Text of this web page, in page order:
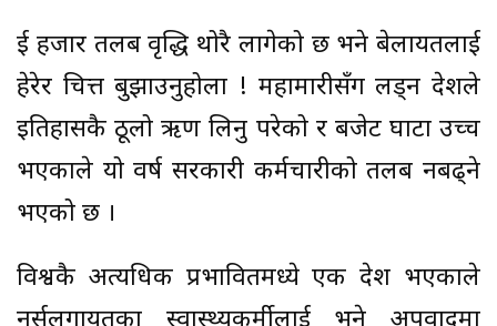
दुई हजार तलब वृद्धि थोरै लागेको छ भने बेलायतलाई
हेरेर चित्त बुझाउनुहोला ! महामारीसँग लड्न देशले
इतिहासकै ठूलो ऋण लिनु परेको र बजेट घाटा उच्च
भएकाले यो वर्ष सरकारी कर्मचारीको तलब नबढ्ने
भएको छ ।
विश्वकै अत्यधिक प्रभावितमध्ये एक देश भएकाले